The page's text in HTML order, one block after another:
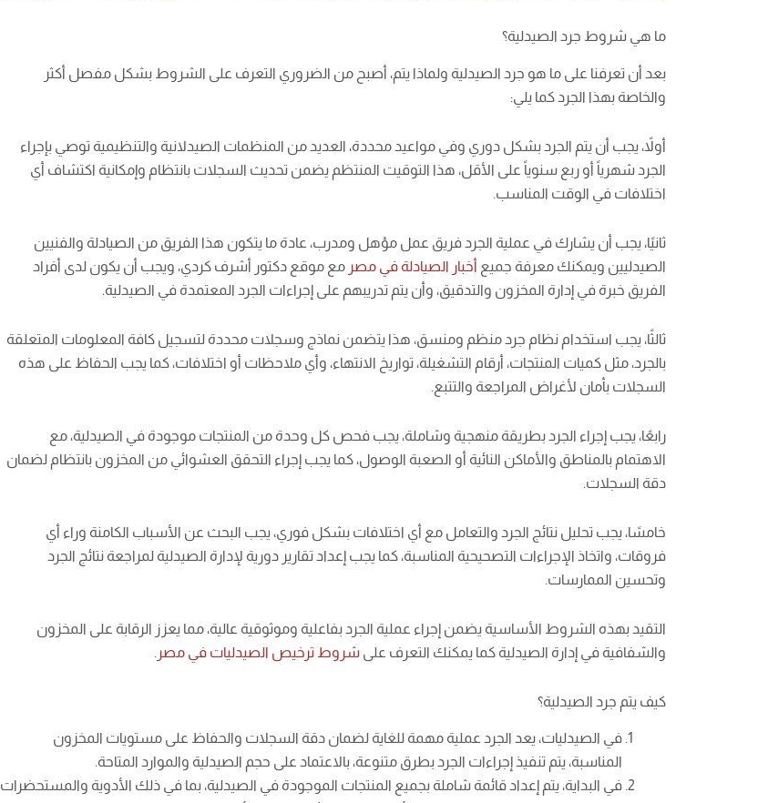
ما هي شروط جرد الصيدلية؟
بعد أن تعرفنا على ما هو جرد الصيدلية ولماذا يتم، أصبح من الضروري التعرف على الشروط بشكل مفصل أكثر
والخاصة بهذا الجرد كما يلي:
أولاً، يجب أن يتم الجرد بشكل دوري وفي مواعيد محددة، العديد من المنظمات الصيدلانية والتنظيمية توصي بإجراء
الجرد شهرياً أو ربع سنوياً على الأقل، هذا التوقيت المنتظم يضمن تحديث السجلات بانتظام وإمكانية اكتشاف أي
اختلافات في الوقت المناسب.
ثانيًا، يجب أن يشارك في عملية الجرد فريق عمل مؤهل ومدرب، عادة ما يتكون هذا الفريق من الصيادلة والفنيين
الصيدليين ويمكنك معرفة جميع أخبار الصيادلة في مصر مع موقع دكتور أشرف كردي، ويجب أن يكون لدى أفراد
الفريق خبرة في إدارة المخزون والتدقيق، وأن يتم تدريبهم على إجراءات الجرد المعتمدة في الصيدلية.
ثالثًا، يجب استخدام نظام جرد منظم ومنسق، هذا يتضمن نماذج وسجلات محددة لتسجيل كافة المعلومات المتعلقة
بالجرد، مثل كميات المنتجات، أرقام التشغيلة، تواريخ الانتهاء، وأي ملاحظات أو اختلافات، كما يجب الحفاظ على هذه
السجلات بأمان لأغراض المراجعة والتتبع.
رابعًا، يجب إجراء الجرد بطريقة منهجية وشاملة، يجب فحص كل وحدة من المنتجات موجودة في الصيدلية، مع
الاهتمام بالمناطق والأماكن النائية أو الصعبة الوصول، كما يجب إجراء التحقق العشوائي من المخزون بانتظام لضمان
دقة السجلات.
خامسًا، يجب تحليل نتائج الجرد والتعامل مع أي اختلافات بشكل فوري، يجب البحث عن الأسباب الكامنة وراء أي
فروقات، واتخاذ الإجراءات التصحيحية المناسبة، كما يجب إعداد تقارير دورية لإدارة الصيدلية لمراجعة نتائج الجرد
وتحسين الممارسات.
التقيد بهذه الشروط الأساسية يضمن إجراء عملية الجرد بفاعلية وموثوقية عالية، مما يعزز الرقابة على المخزون
والشفافية في إدارة الصيدلية كما يمكنك التعرف على شروط ترخيص الصيدليات في مصر .
كيف يتم جرد الصيدلية؟
في الصيدليات، يعد الجرد عملية مهمة للغاية لضمان دقة السجلات والحفاظ على مستويات المخزون
المناسبة، يتم تنفيذ إجراءات الجرد بطرق متنوعة، بالاعتماد على حجم الصيدلية والموارد المتاحة.
في البداية، يتم إعداد قائمة شاملة بجميع المنتجات الموجودة في الصيدلية، بما في ذلك الأدوية والمستحضرات